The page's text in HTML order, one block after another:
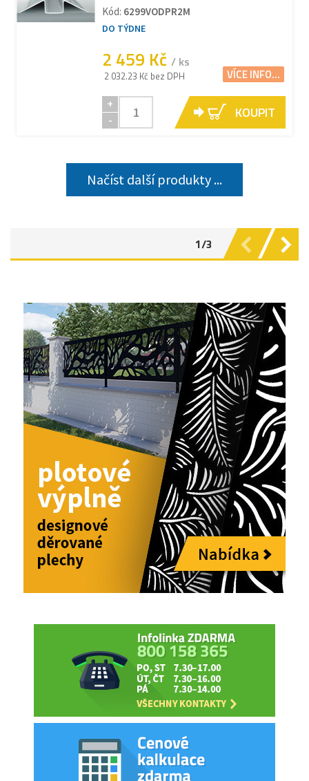
Kód: 6299VODPR2M
DO TÝDNE
2 459 Kč / ks
2 032.23 Kč bez DPH VÍCE INFO...
+
-
KOUPIT
Načíst další produkty ...
1/3